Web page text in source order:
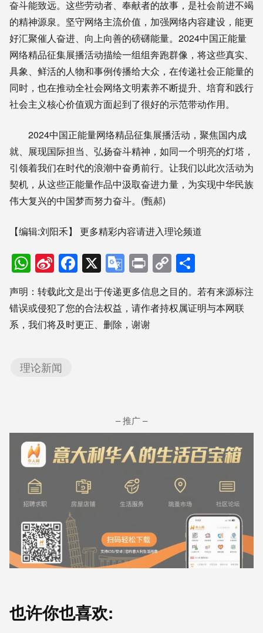
奋斗能致远。这些劳动者、奉献者的故事，是社会前进不竭
的精神源泉。坚守网络主流价值，加强网络内容建设，能更
好汇聚催人奋进、向上向善的磅礴能量。2024中国正能量
网络精品征集展播活动描绘一组组奔跑群像，将这些真实、
具象、鲜活的人物和事例传播给大众，在传递社会正能量的
同时，也在推动全社会网络文明素养不断提升、培育和践行
社会主义核心价值观方面起到了很好的示范带动作用。
2024中国正能量网络精品征集展播活动，聚焦国内成
就、展现国际担当、弘扬奋斗精神，如同一个明亮的灯塔，
引领着我们在时代的浪潮中奋勇前行。让我们以此次活动为
契机，从这些正能量作品中汲取奋进力量，为实现中华民族
伟大复兴的中国梦而努力奋斗。(甄郝)
【编辑:刘阳禾】 更多精彩内容请进入理论频道
WhatsApp
Sina
Weibo
Facebook
X Google
Translate
PrintCopy
Link享
声明：转载此文是出于传递更多信息之目的。若有来源标注
错误或侵犯了您的合法权益，请作者持权属证明与本网联
系，我们将及时更正、删除，谢谢
理论新闻
– 推广 –
也许你也喜欢: